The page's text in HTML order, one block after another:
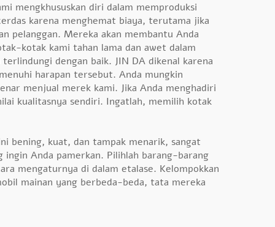
mengkhususkan diri dalam memproduksi
karena menghemat biaya, terutama jika
pelanggan. Mereka akan membantu Anda
kotak kami tahan lama dan awet dalam
dengan baik. JIN DA dikenal karena
harapan tersebut. Anda mungkin
menjual merek kami. Jika Anda menghadiri
kualitasnya sendiri. Ingatlah, memilih kotak
bening, kuat, dan tampak menarik, sangat
Anda pamerkan. Pilihlah barang-barang
mengaturnya di dalam etalase. Kelompokkan
mainan yang berbeda-beda, tata mereka